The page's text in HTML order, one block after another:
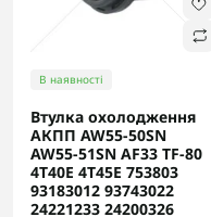
В наявності
Втулка охолодження
АКПП AW55-50SN
AW55-51SN AF33 TF-80
4T40E 4T45E 753803
93183012 93743022
24221233 24200326